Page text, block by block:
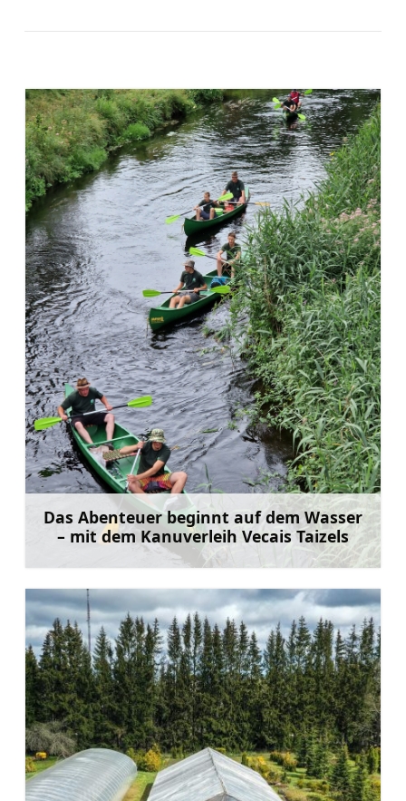
Das Abenteuer beginnt auf dem Wasser
– mit dem Kanuverleih Vecais Taizels
Mehr